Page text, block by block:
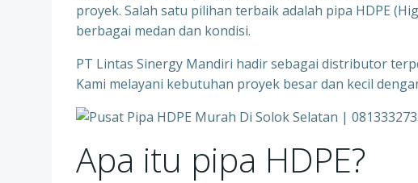
proyek. Salah satu pilihan terbaik adalah pipa HDPE
berbagai medan dan kondisi.
PT Lintas Sinergy Mandiri hadir sebagai distributor
Kami melayani kebutuhan proyek besar dan kecil
Apa itu pipa HDPE?